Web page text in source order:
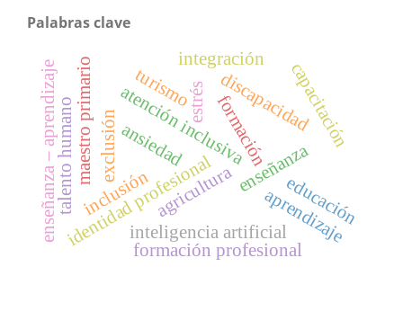
Palabras clave
formación
atención inclusiva
identidad profesional enseñanza
aprendizaje
inclusión
exclusión
discapacidadcapacitación
inteligencia artificial
estrés
ansiedad
maestro primario
agricultura
turismo
formación profesional
educación
integración
talento humano
enseñanza – aprendizaje